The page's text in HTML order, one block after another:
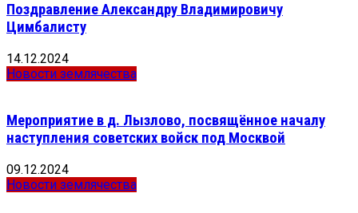
Поздравление Александру Владимировичу
Цимбалисту
14.12.2024
Новости землячества
Мероприятие в д. Лызлово, посвящённое началу
наступления советских войск под Москвой
09.12.2024
Новости землячества